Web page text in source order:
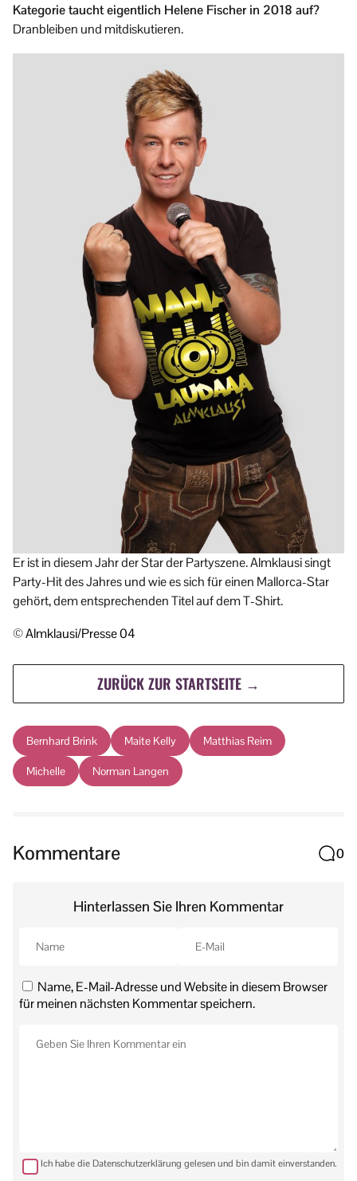
Kategorie taucht eigentlich Helene Fischer in 2018 auf?
Dranbleiben und mitdiskutieren.
Er ist in diesem Jahr der Star der Partyszene. Almklausi singt
Party-Hit des Jahres und wie es sich für einen Mallorca-Star
gehört, dem entsprechenden Titel auf dem T-Shirt.
© Almklausi/Presse 04
ZURÜCK ZUR STARTSEITE →
Bernhard Brink Maite Kelly Matthias Reim
Michelle Norman Langen
Kommentare 0
Hinterlassen Sie Ihren Kommentar
Name, E-Mail-Adresse und Website in diesem Browser
für meinen nächsten Kommentar speichern.
Ich habe die Datenschutzerklärung gelesen und bin damit einverstanden.